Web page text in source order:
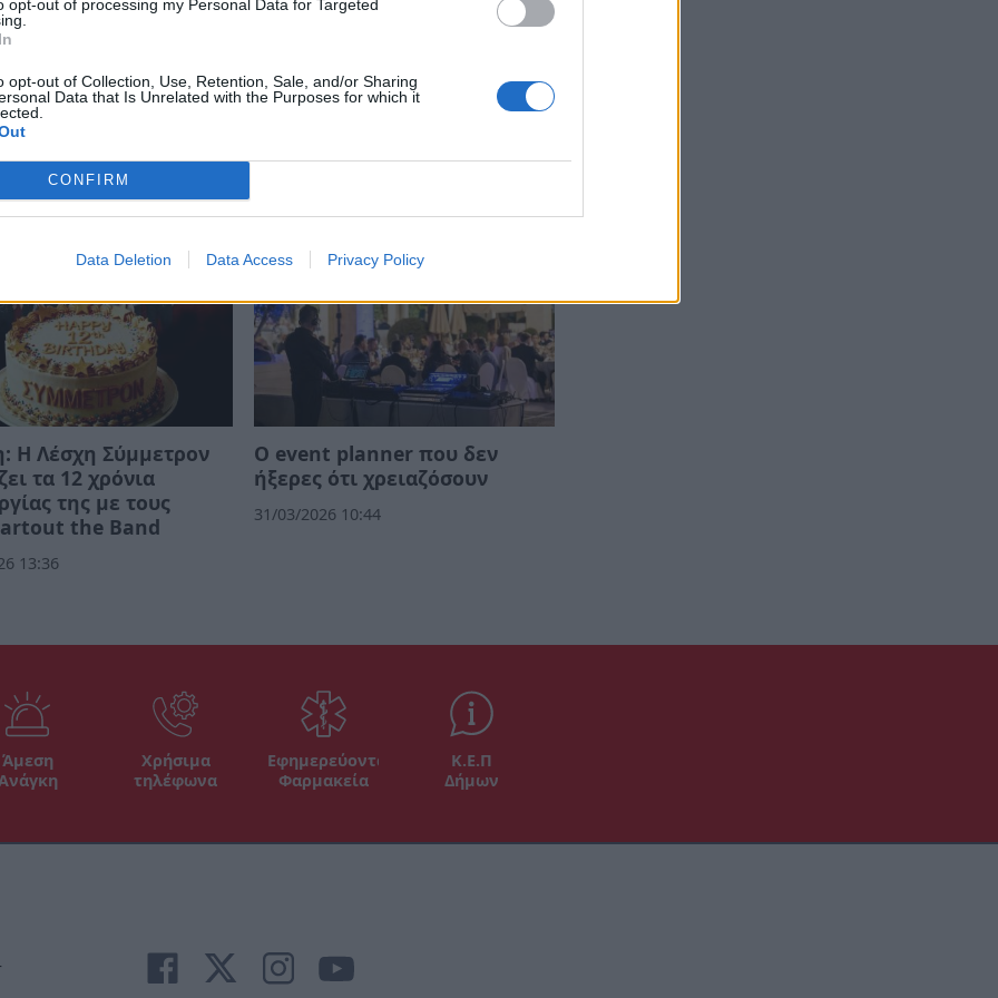
opt-out of processing my Personal Data for Targeted
opt-out of Collection, Use, Retention, Sale, and/or Sharing
Data that Is Unrelated with the Purposes for which it
CONFIRM
Data Deletion Data Access Privacy Policy
Κυριακή βράδυ στο
Enoteca με
στις μελωδίες του
Θεοφάνους
11:53
Σπάρτη: Η Νεφέλη Φασουλή
στον κόσμο μας, στο Mystras
Η Λέσχη Σύμμετρον
τα 12 χρόνια
της με τους
the Band
13:36
Ο event planner που δεν
ήξερες ότι χρειαζόσουν
31/03/2026 10:44
Άμεση
Χρήσιμα
τηλέφωνα
Εφημερεύοντα
Φαρμακεία
Κ.Ε.Π
Δήμων